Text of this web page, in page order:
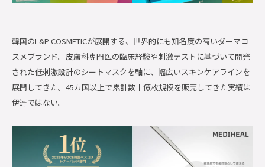
韓国のL&P COSMETICが展開する、世界的にも知名度の高いダーマコ
スメブランド。皮膚科専門医の臨床経験や刺激テストに基づいて開発
された低刺激設計のシートマスクを軸に、幅広いスキンケアラインを
展開してきた。45カ国以上で累計数十億枚規模を販売してきた実績は
伊達ではない。